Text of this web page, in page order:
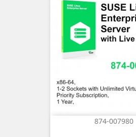
874-007980